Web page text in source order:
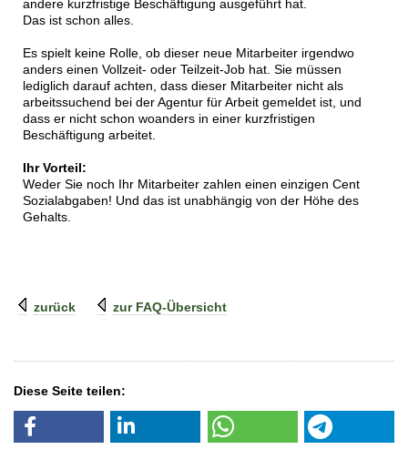
andere kurzfristige Beschäftigung ausgeführt hat.
Das ist schon alles.
Es spielt keine Rolle, ob dieser neue Mitarbeiter irgendwo
anders einen Vollzeit- oder Teilzeit-Job hat. Sie müssen
lediglich darauf achten, dass dieser Mitarbeiter nicht als
arbeitssuchend bei der Agentur für Arbeit gemeldet ist, und
dass er nicht schon woanders in einer kurzfristigen
Beschäftigung arbeitet.
Ihr Vorteil:
Weder Sie noch Ihr Mitarbeiter zahlen einen einzigen Cent
Sozialabgaben! Und das ist unabhängig von der Höhe des
Gehalts.
zurück zur FAQ-Übersicht
Diese Seite teilen: